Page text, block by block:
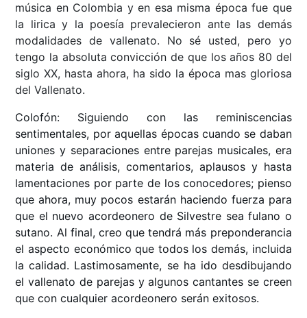
música en Colombia y en esa misma época fue que
la lirica y la poesía prevalecieron ante las demás
modalidades de vallenato. No sé usted, pero yo
tengo la absoluta convicción de que los años 80 del
siglo XX, hasta ahora, ha sido la época mas gloriosa
del Vallenato.
Colofón: Siguiendo con las reminiscencias
sentimentales, por aquellas épocas cuando se daban
uniones y separaciones entre parejas musicales, era
materia de análisis, comentarios, aplausos y hasta
lamentaciones por parte de los conocedores; pienso
que ahora, muy pocos estarán haciendo fuerza para
que el nuevo acordeonero de Silvestre sea fulano o
sutano. Al final, creo que tendrá más preponderancia
el aspecto económico que todos los demás, incluida
la calidad. Lastimosamente, se ha ido desdibujando
el vallenato de parejas y algunos cantantes se creen
que con cualquier acordeonero serán exitosos.